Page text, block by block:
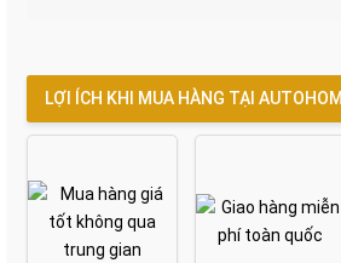
LỢI ÍCH KHI MUA HÀNG TẠI